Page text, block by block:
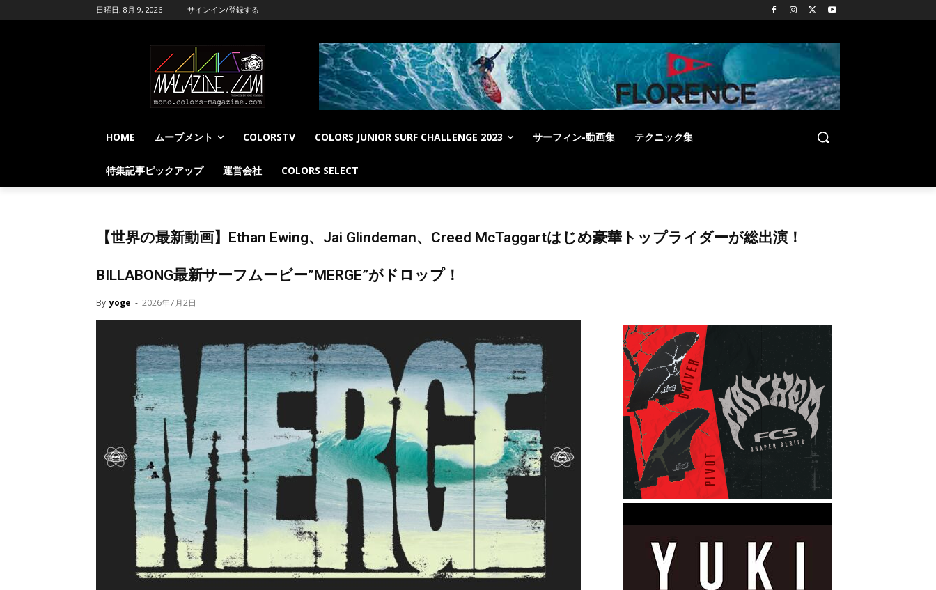
日曜日, 8月 9, 2026 サインイン/登録する
HOME ムーブメント COLORSTV COLORS JUNIOR SURF CHALLENGE 2023 サーフィン-動画集 テクニック集
特集記事ピックアップ 運営会社 COLORS SELECT
【世界の最新動画】Ethan Ewing、Jai Glindeman、Creed McTaggartはじめ豪華トップライダーが総出演！
BILLABONG最新サーフムービー”MERGE”がドロップ！
By yoge - 2026年7月2日